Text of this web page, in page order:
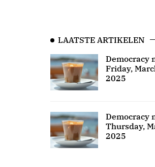
LAATSTE ARTIKELEN
Democracy
Friday,
2025
Democracy
Thursday,
2025